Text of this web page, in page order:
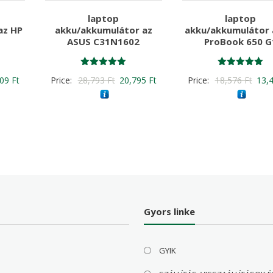
HP
FtCurrent
laptop
akku/akkumulátor az
ASUS C31N1602
5.00
/ 5
Price: 28,793Ft Original
20,795 FtCurrent
laptop
akku/akkumulátor
ProBook 650
5.00
/ 5
Price: 18,576Ft
Gyors linke
GYIK